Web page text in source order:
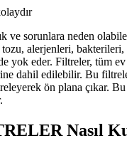
ve sorunlara neden
tozu, alerjenleri,
yok eder. Filtreler, tüm
dahil edilebilir. Bu
ön plana çıkar.
Nasıl